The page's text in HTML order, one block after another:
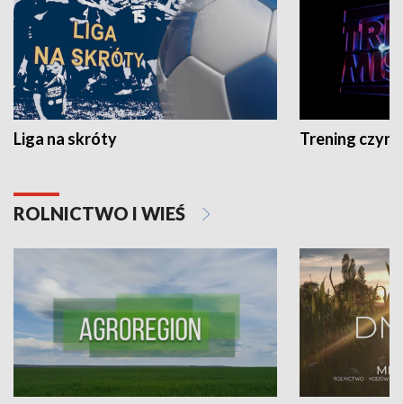
Liga na skróty Trening czyni
ROLNICTWO I WIEŚ